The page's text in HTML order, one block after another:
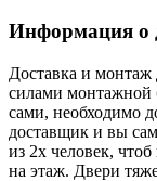
Информация о
Доставка и монтаж
силами монтажной
сами, необходимо
доставщик и вы
из 2х человек,
на этаж. Двери